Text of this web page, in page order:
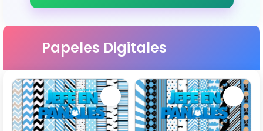
Papeles Digitales